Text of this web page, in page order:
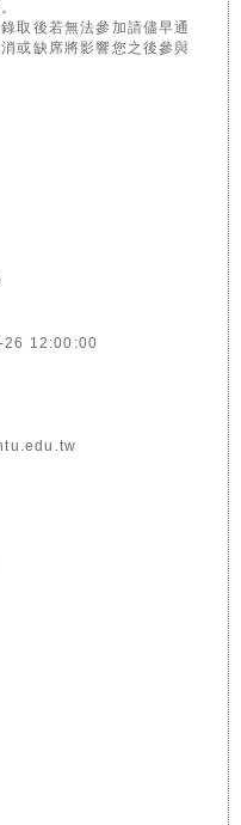
取後若無法參加請儘早通
或缺席將影響您之後參與
12:00:00